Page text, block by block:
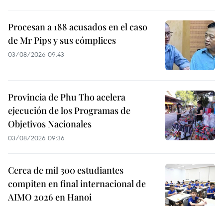
Procesan a 188 acusados en el caso
de Mr Pips y sus cómplices
03/08/2026 09:43
Provincia de Phu Tho acelera
ejecución de los Programas de
Objetivos Nacionales
03/08/2026 09:36
Cerca de mil 300 estudiantes
compiten en final internacional de
AIMO 2026 en Hanoi